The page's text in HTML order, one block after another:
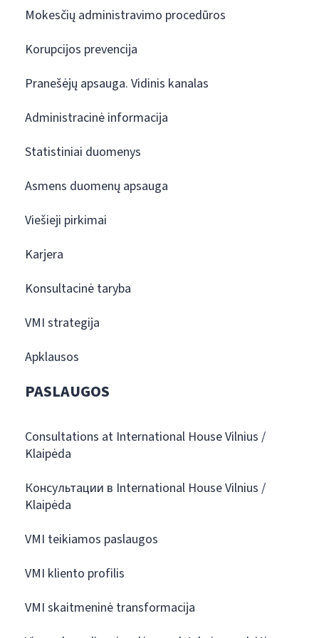
Mokesčių administravimo procedūros
Korupcijos prevencija
Pranešėjų apsauga. Vidinis kanalas
Administracinė informacija
Statistiniai duomenys
Asmens duomenų apsauga
Viešieji pirkimai
Karjera
Konsultacinė taryba
VMI strategija
Apklausos
PASLAUGOS
Consultations at International House Vilnius /
Klaipėda
Консультации в International House Vilnius /
Klaipėda
VMI teikiamos paslaugos
VMI kliento profilis
VMI skaitmeninė transformacija